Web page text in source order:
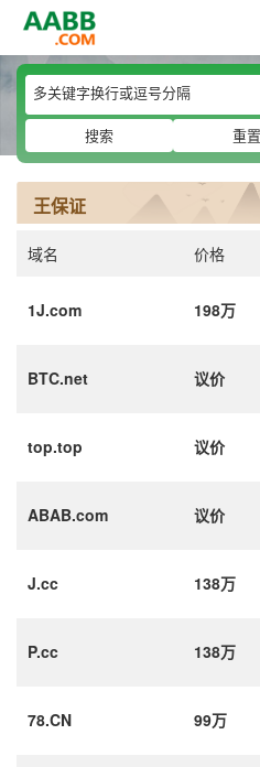
搜索
重置
王保证
域名 价格
1J.com 198万
BTC.net 议价
top.top 议价
ABAB.com 议价
J.cc 138万
P.cc 138万
78.CN 99万